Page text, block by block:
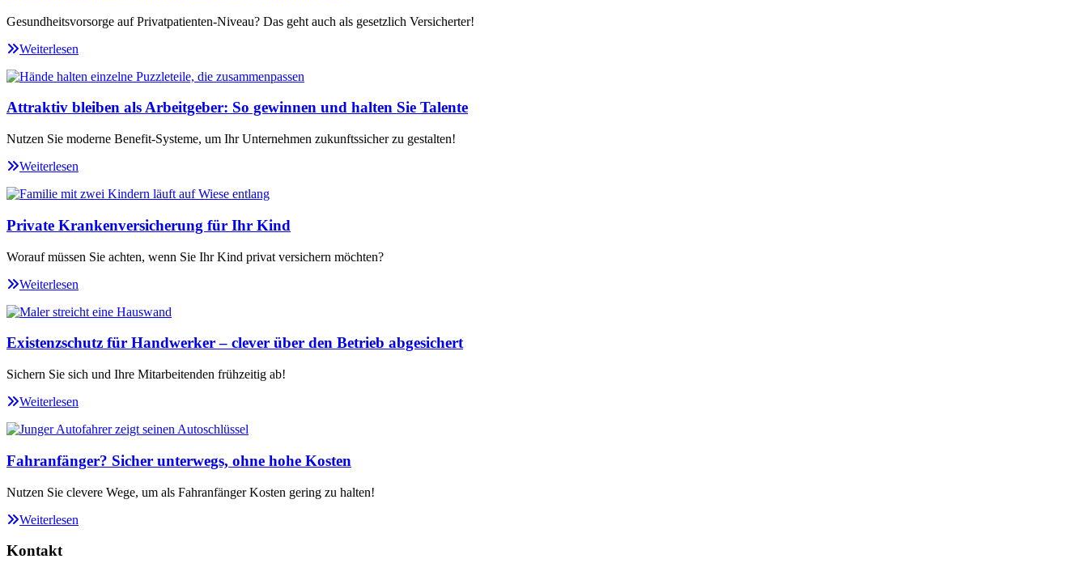
Gesundheitsvorsorge auf Privatpatienten-Niveau? Das geht auch als gesetzlich Versicherter!
Weiterlesen
Attraktiv bleiben als Arbeitgeber: So gewinnen und halten Sie Talente
Nutzen Sie moderne Benefit-Systeme, um Ihr Unternehmen zukunftssicher zu gestalten!
Weiterlesen
Private Krankenversicherung für Ihr Kind
Worauf müssen Sie achten, wenn Sie Ihr Kind privat versichern möchten?
Weiterlesen
Existenzschutz für Handwerker – clever über den Betrieb abgesichert
Sichern Sie sich und Ihre Mitarbeitenden frühzeitig ab!
Weiterlesen
Fahranfänger? Sicher unterwegs, ohne hohe Kosten
Nutzen Sie clevere Wege, um als Fahranfänger Kosten gering zu halten!
Weiterlesen
Kontakt